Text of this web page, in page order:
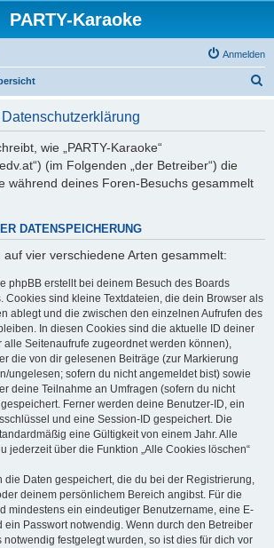
PARTY-Karaoke
Anmelden
wie „PARTY-Karaoke“
(im Folgenden „der Betreiber“) die
während deines Foren-Besuchs gesammelt
DATENSPEICHERUNG
vier verschiedene Arten gesammelt:
phpBB erstellt bei deinem Besuch des Boards
Cookies sind kleine Textdateien, die dein Browser als
ablegt und die zwischen den einzelnen Aufrufen des
In diesen Cookies sind die aktuelle ID deiner
alle Seitenaufrufe zugeordnet werden können),
die von dir gelesenen Beiträge (zur Markierung
ungelesen; sofern du nicht angemeldet bist) sowie
deine Teilnahme an Umfragen (sofern du nicht
Ferner werden deine Benutzer-ID, ein
und eine Session-ID gespeichert. Die
eine Gültigkeit von einem Jahr. Alle
jederzeit über die Funktion „Alle Cookies löschen“
die Daten gespeichert, die du bei der Registrierung,
deinem persönlichem Bereich angibst. Für die
mindestens ein eindeutiger Benutzername, eine E-
ein Passwort notwendig. Wenn durch den Betreiber
notwendig festgelegt wurden, so ist dies für dich vor